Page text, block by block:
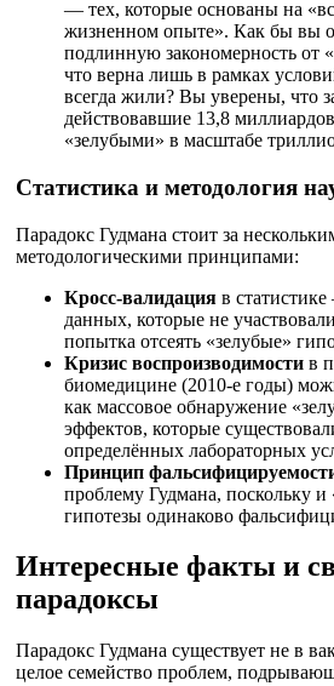
— тех, которые основаны на
жизненном опыте». Как бы вы
подлинную закономерность от
что верна лишь в рамках
всегда жили? Вы уверены, что
действовавшие 13,8
«зелубыми» в масштабе
Статистика и методология
Парадокс Гудмана стоит за
методологическими принципами:
Кросс-валидация в
данных, которые не
попытка отсеять «зелубые»
Кризис воспроизводимости в
биомедицине (2010-е годы)
как массовое обнаружение
эффектов, которые
определённых лабораторных
Принцип
проблему Гудмана, поскольку и
гипотезы одинаково
Интересные факты и
парадоксы
Парадокс Гудмана существует не в
целое семейство проблем,